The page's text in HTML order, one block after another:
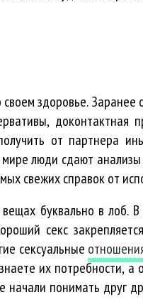
здоровье.
от партнера
люди сдают
свежих справок от
буквально в лоб.
секс
сексуальные
их потребности,
начали понимать друг